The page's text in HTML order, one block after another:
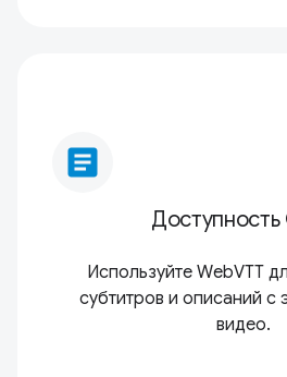
article
Используйте WebVTT
субтитров и описаний с
видео.